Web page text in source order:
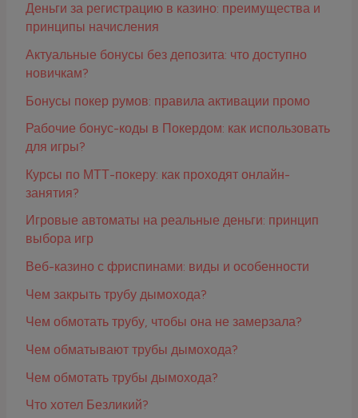
Деньги за регистрацию в казино: преимущества и
принципы начисления
Актуальные бонусы без депозита: что доступно
новичкам?
Бонусы покер румов: правила активации промо
Рабочие бонус-коды в Покердом: как использовать
для игры?
Курсы по МТТ-покеру: как проходят онлайн-
занятия?
Игровые автоматы на реальные деньги: принцип
выбора игр
Веб-казино с фриспинами: виды и особенности
Чем закрыть трубу дымохода?
Чем обмотать трубу, чтобы она не замерзала?
Чем обматывают трубы дымохода?
Чем обмотать трубы дымохода?
Что хотел Безликий?